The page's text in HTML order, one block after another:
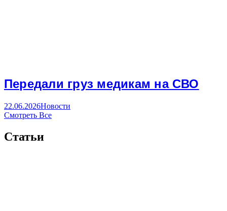
Передали груз медикам на СВО
22.06.2026Новости
Смотреть Все
Статьи